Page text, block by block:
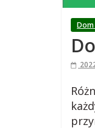
b
o
g